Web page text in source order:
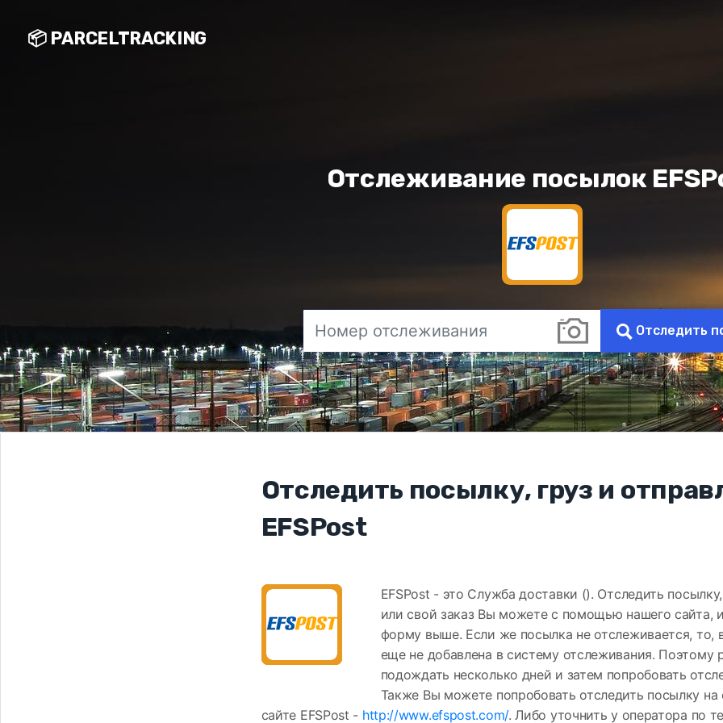
📦 PARCELTRACKING
Отслеживание посылок
Отследить
Отследить посылку, груз и
EFSPost
EFSPost - это Служба доставки (). Отследить
или свой заказ Вы можете с помощью нашего сайта,
форму выше. Если же посылка не отслеживается, то,
еще не добавлена в систему отслеживания. Поэтому
подождать несколько дней и затем попробовать
Также Вы можете попробовать отследить посылку
сайте EFSPost - http://www.efspost.com/. Либо уточнить у оператора по